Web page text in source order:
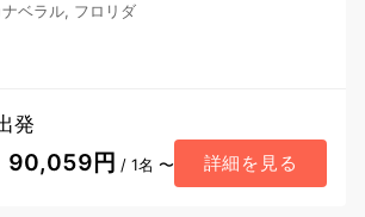
ベラル, フロリダ
発
90,059円 / 1名 〜 詳細を見る